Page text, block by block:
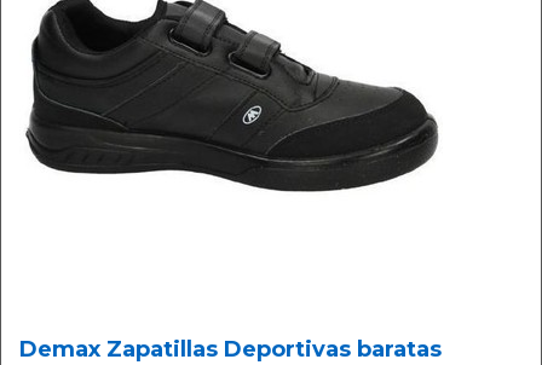
Demax Zapatillas Deportivas baratas